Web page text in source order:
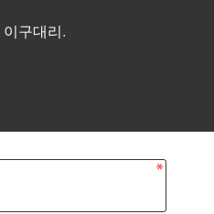
이구대리 .